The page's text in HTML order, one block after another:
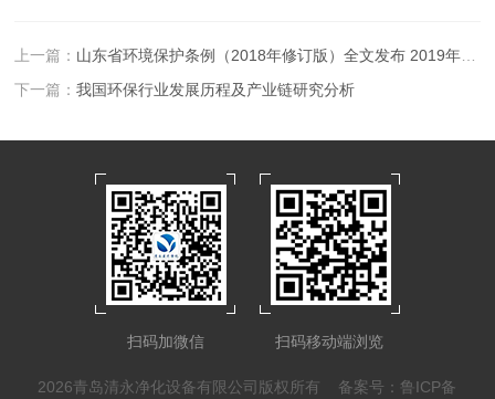
上一篇： 山东省环境保护条例（2018年修订版）全文发布 2019年1月1日实施
下一篇：我国环保行业发展历程及产业链研究分析
扫码加微信 扫码移动端浏览
2026青岛清永净化设备有限公司版权所有 备案号：鲁ICP备